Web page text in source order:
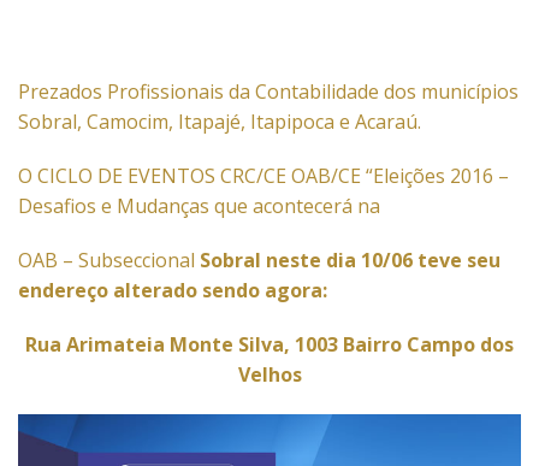
Prezados Profissionais da Contabilidade dos municípios
Sobral, Camocim, Itapajé, Itapipoca e Acaraú.
O CICLO DE EVENTOS CRC/CE OAB/CE “Eleições 2016 –
Desafios e Mudanças que acontecerá na
OAB – Subseccional Sobral neste dia 10/06 teve seu
endereço alterado sendo agora:
Rua Arimateia Monte Silva, 1003 Bairro Campo dos
Velhos